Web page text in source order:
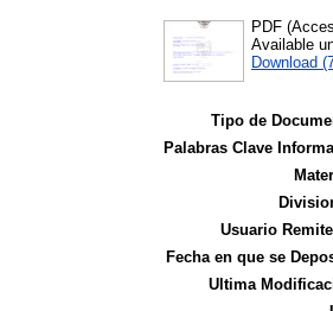
PDF
Available
Download
Tipo de
Palabras Clave
Usuario
Fecha en que se
Ultima